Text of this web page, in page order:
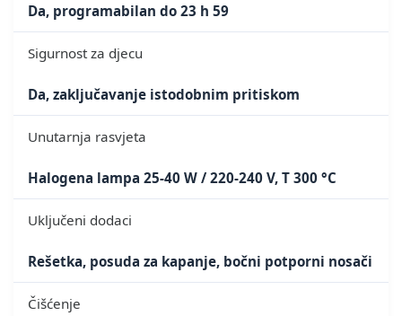
Da, programabilan do 23 h 59
Sigurnost za djecu
Da, zaključavanje istodobnim pritiskom
Unutarnja rasvjeta
Halogena lampa 25-40 W / 220-240 V, T 300 °C
Uključeni dodaci
Rešetka, posuda za kapanje, bočni potporni nosači
Čišćenje